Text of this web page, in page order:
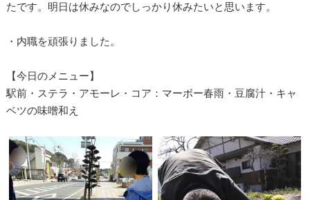
たです。明日は休みなのでしっかり休みたいと思います。
・内職を頑張りました。
【今日のメニュー】
駅前・ステラ・アモーレ・コア：マーボー春雨・豆腐汁・キャ
ベツの味噌和え